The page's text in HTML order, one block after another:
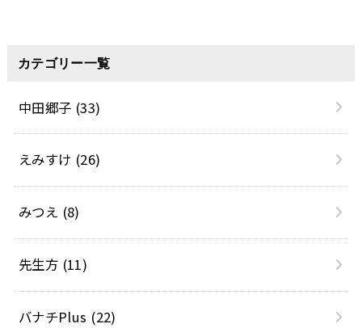
カテゴリー一覧
中田郷子 (33)
えみすけ (26)
みつえ (8)
先生方 (11)
バナチPlus (22)